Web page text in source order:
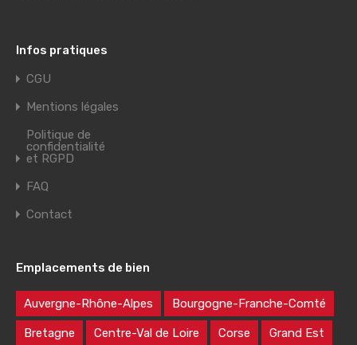
Infos pratiques
CGU
Mentions légales
Politique de
confidentialité
et RGPD
FAQ
Contact
Emplacements de bien
Auvergne-Rhône-Alpes Bourgogne-Franche-Comté
Bretagne Centre-Val de Loire Corse Grand Est